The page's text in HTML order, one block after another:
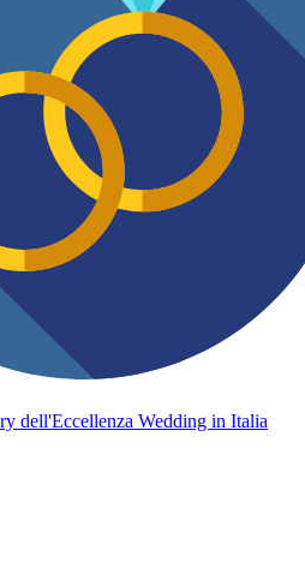
dell'Eccellenza Wedding in Italia